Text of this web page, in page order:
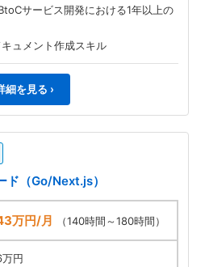
サービス開発における1年以上の
ュメント作成スキル
細を見る ›
ド（Go/Next.js）
万円/月 （140時間～180時間）
万円